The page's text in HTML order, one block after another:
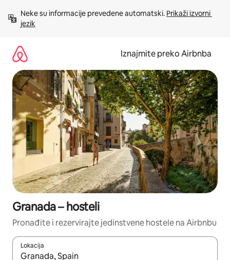
sadržaj
Neke su informacije prevedene automatski. Prikaži izvorni
jezik
Iznajmite preko Airbnba
Granada – hosteli
Pronađite i rezervirajte jedinstvene hostele na Airbnbu
Lokacija
Kada budu dostupni rezultati, moći ćete ih pregledati